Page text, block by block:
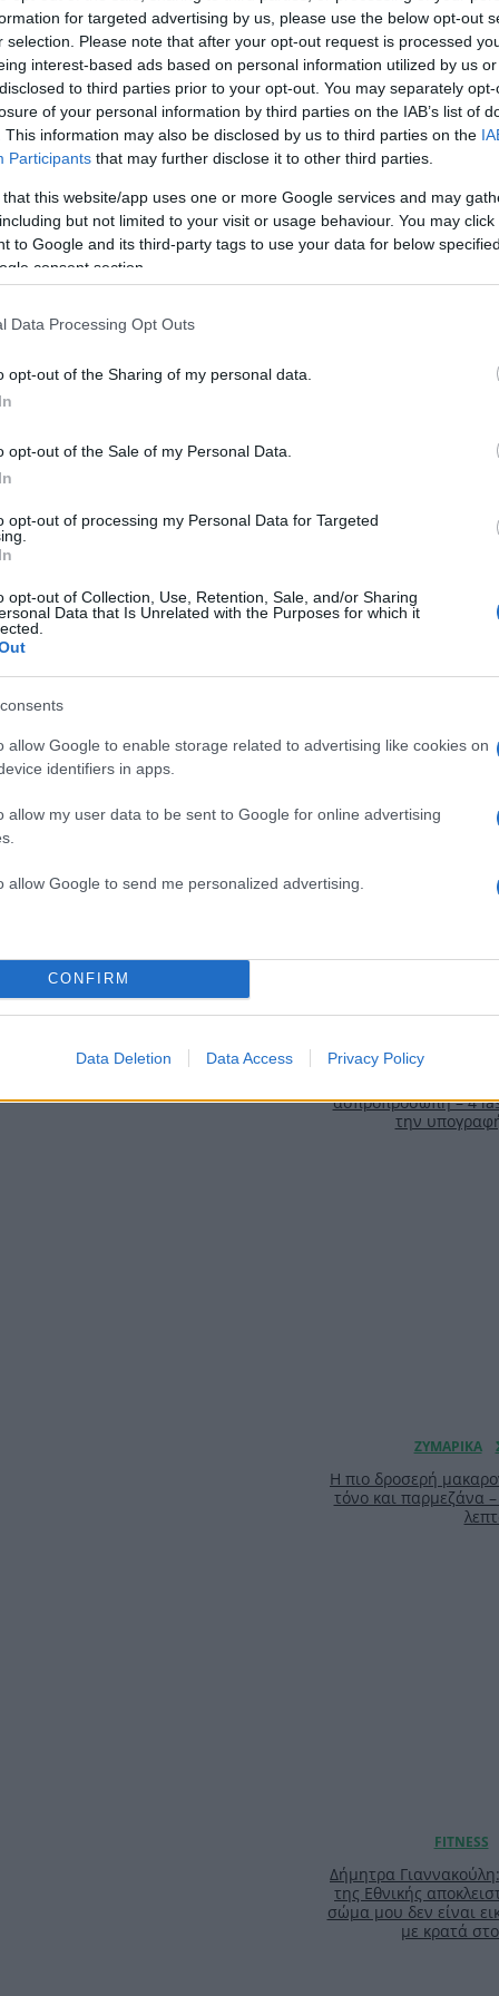
for targeted advertising by us, please use the below opt-out
selection. Please note that after your opt-out request is processed
interest-based ads based on personal information utilized by us
to third parties prior to your opt-out. You may separately
of your personal information by third parties on the IAB’s list of
This information may also be disclosed by us to third parties on the
Participants that may further disclose it to other third parties.
that this website/app uses one or more Google services and may
but not limited to your visit or usage behaviour. You may
to Google and its third-party tags to use your data for below
consent section.
Data Processing Opt Outs
opt-out of the Sharing of my personal data.
opt-out of the Sale of my Personal Data.
opt-out of processing my Personal Data for Targeted
opt-out of Collection, Use, Retention, Sale, and/or Sharing
Data that Is Unrelated with the Purposes for which it
allow Google to enable storage related to advertising like cookies on
identifiers in apps.
allow my user data to be sent to Google for online advertising
allow Google to send me personalized advertising.
CONFIRM
Data Deletion Data Access Privacy Policy
χωρισμό της από τον
τον γάμο τους. Έκτοτε,
σελίδα στη ζωής. Εδώ
με δημοσίευμα της
ευτυχίας στην
ο οποίος είναι
επιχειρηματικό
παρά τις απαιτητικές
βρίσκουν πάντα χρόνο
Το ζευγάρι κρατά
να αποφεύγει τα
κάμερες και
ο
μέσω κοινών γνωστών
ήταν διστακτική,
να προχωρήσει σε
του δικηγόρου, καθώς
άργησαν να κάμψουν
Αύγουστος με
ασπροπρόσωπη – 4
την
Η πιο δροσερή
τόνο και παρμεζάνα
Δήμητρα
της Εθνικής
σώμα μου δεν είναι
με κρατά